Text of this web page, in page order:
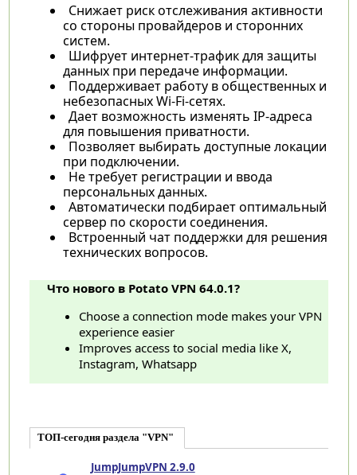
Снижает риск отслеживания активности
со стороны провайдеров и сторонних
систем.
Шифрует интернет-трафик для защиты
данных при передаче информации.
Поддерживает работу в общественных и
небезопасных Wi-Fi-сетях.
Дает возможность изменять IP-адреса
для повышения приватности.
Позволяет выбирать доступные локации
при подключении.
Не требует регистрации и ввода
персональных данных.
Автоматически подбирает оптимальный
сервер по скорости соединения.
Встроенный чат поддержки для решения
технических вопросов.
Что нового в Potato VPN 64.0.1?
Choose a connection mode makes your VPN
experience easier
Improves access to social media like X,
Instagram, Whatsapp
ТОП-сегодня раздела "VPN"
JumpJumpVPN 2.9.0